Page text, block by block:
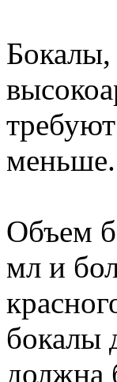
Бокалы,
меньше.
Объем
мл и
бокалы
должна